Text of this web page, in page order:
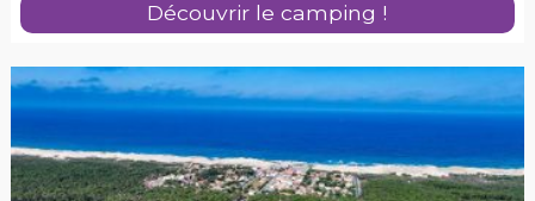
Découvrir le camping !